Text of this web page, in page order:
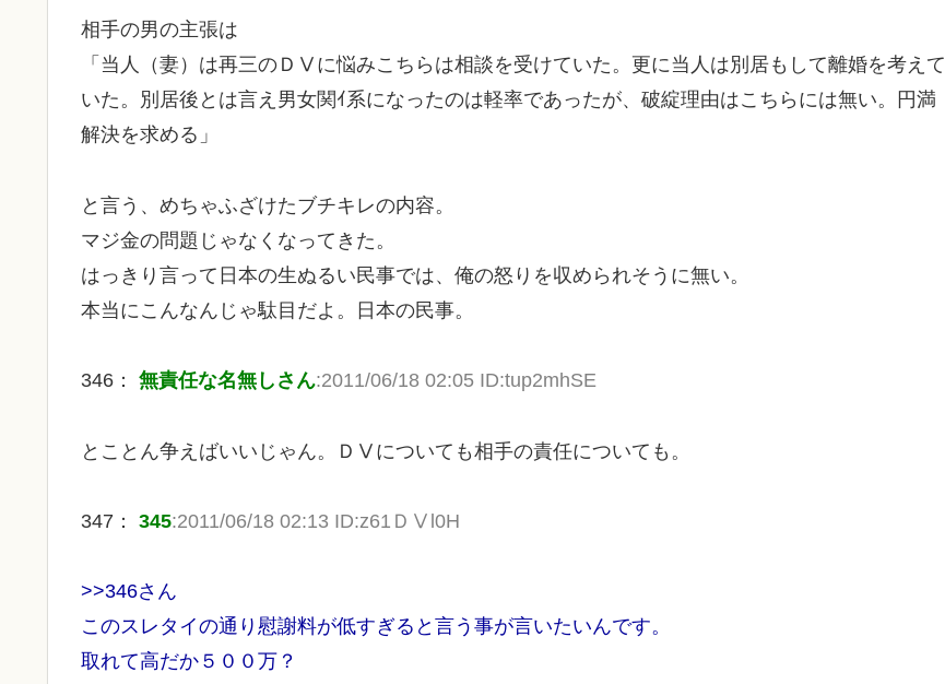
相手の男の主張は
「当人（妻）は再三のＤⅤに悩みこちらは相談を受けていた。更に当人は別居もして離婚を考えて
いた。別居後とは言え男女関ｲ系になったのは軽率であったが、破綻理由はこちらには無い。円満
解決を求める」
と言う、めちゃふざけたブチキレの内容。
マジ金の問題じゃなくなってきた。
はっきり言って日本の生ぬるい民事では、俺の怒りを収められそうに無い。
本当にこんなんじゃ駄目だよ。日本の民事。
346： 無責任な名無しさん:2011/06/18 02:05 ID:tup2mhSE
とことん争えばいいじゃん。ＤⅤについても相手の責任についても。
347： 345:2011/06/18 02:13 ID:z61ＤⅤl0H
>>346さん
このスレタイの通り慰謝料が低すぎると言う事が言いたいんです。
取れて高だか５００万？